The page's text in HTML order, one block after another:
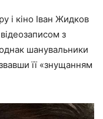
і кіно Іван Жидков
з
шанувальники
її «знущанням